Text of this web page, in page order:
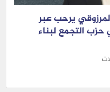
يرحب عبر
التجمع لبناء